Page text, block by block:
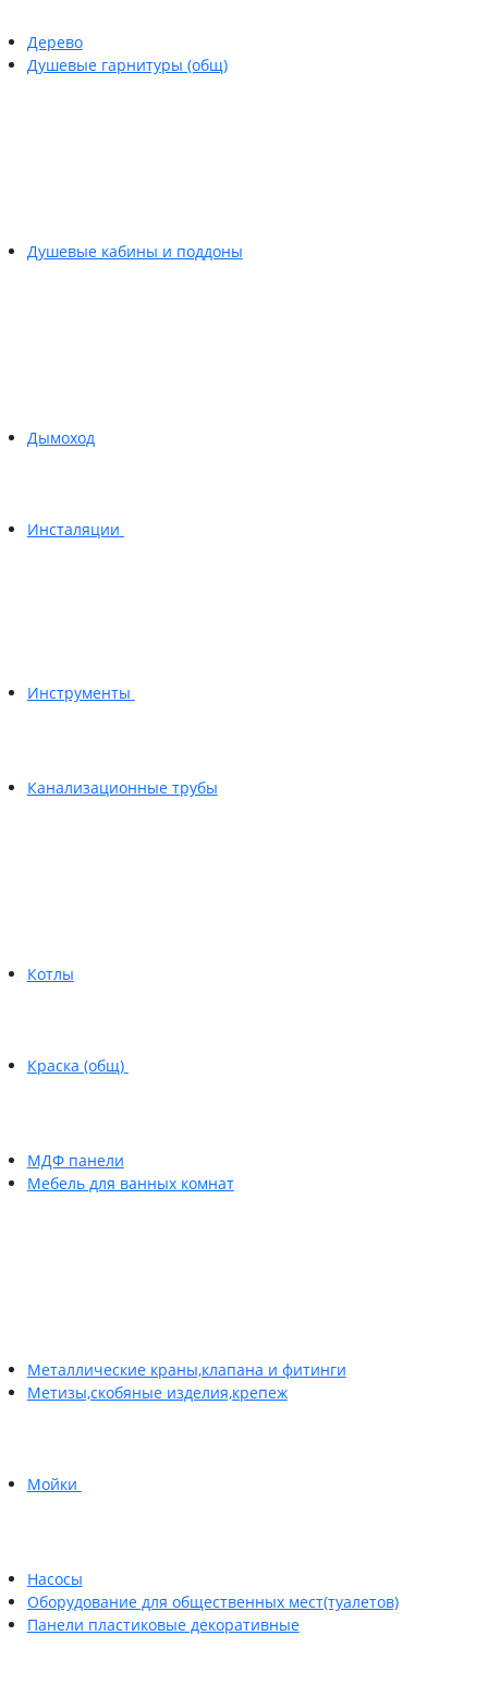
Дерево
Душевые гарнитуры (общ)
Душевые кабины и поддоны
Дымоход
Инсталяции
Инструменты
Канализационные трубы
Котлы
Краска (общ)
МДФ панели
Мебель для ванных комнат
Металлические краны,клапана и фитинги
Метизы,скобяные изделия,крепеж
Мойки
Насосы
Оборудование для общественных мест(туалетов)
Панели пластиковые декоративные